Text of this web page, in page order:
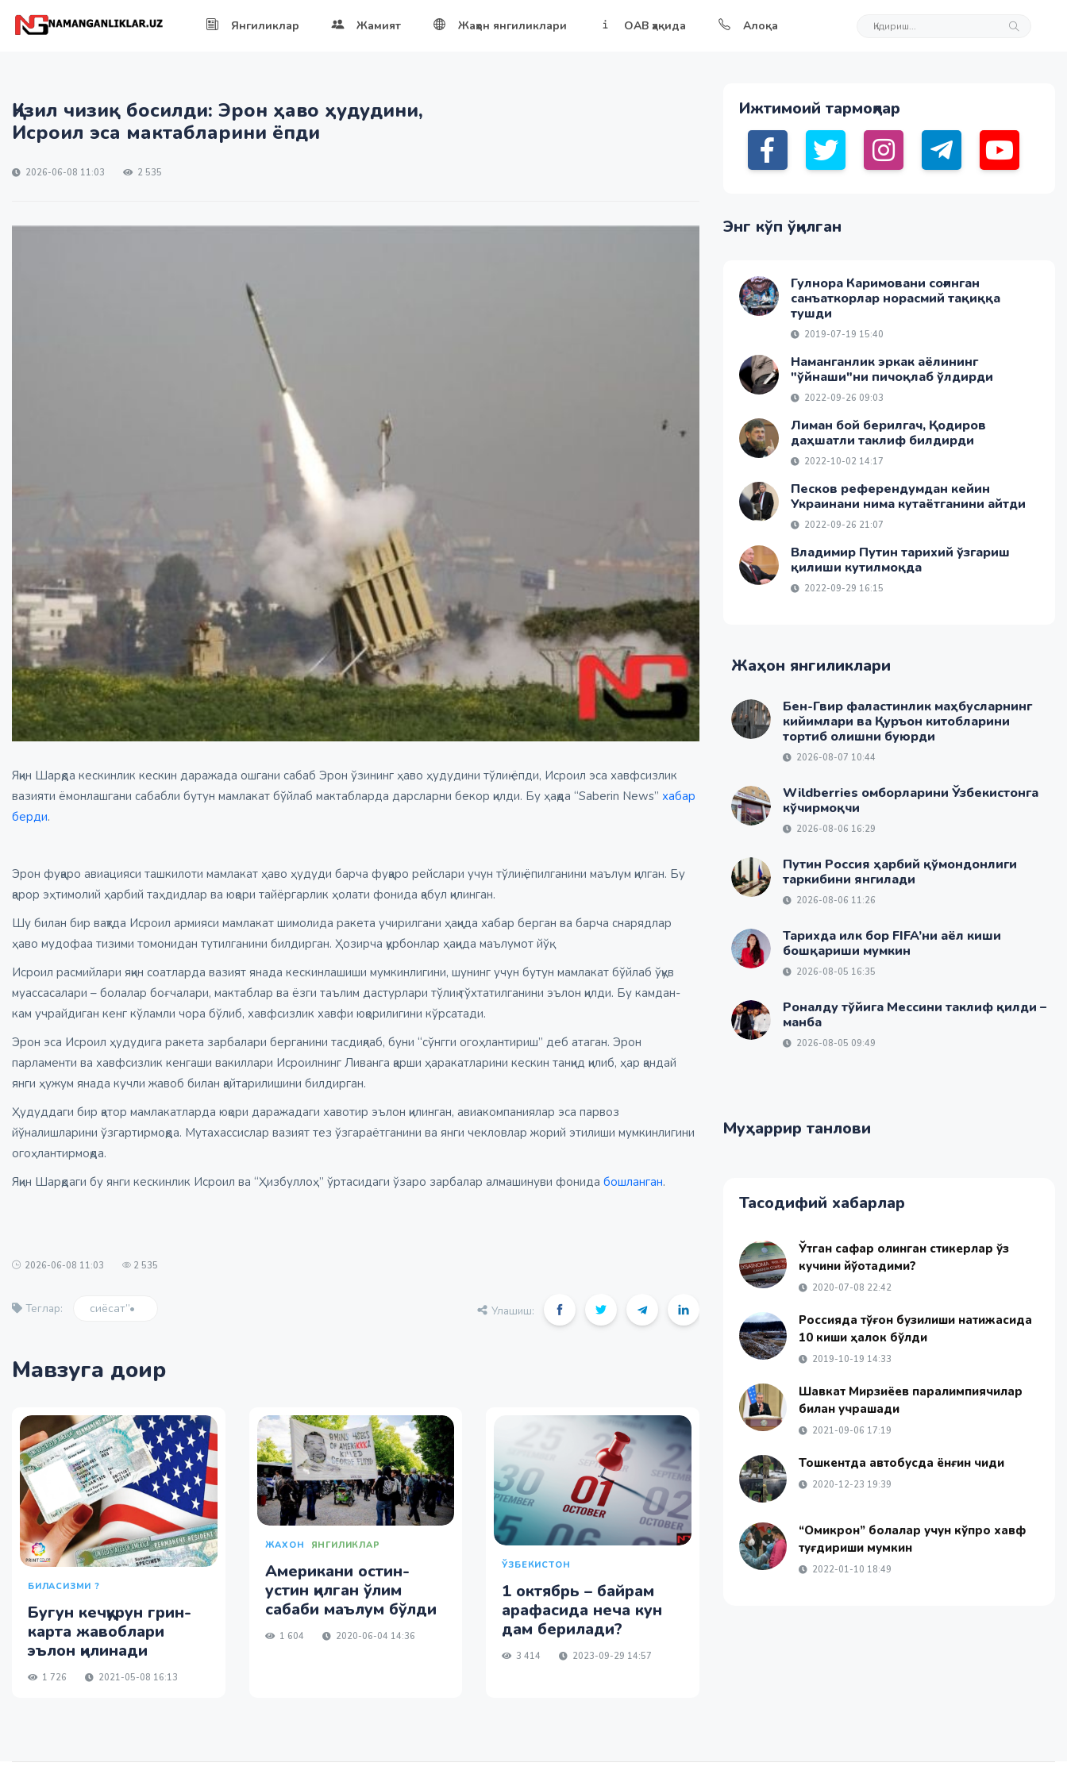
Янгиликлар Жамият Жаҳон янгиликлари ОАВ ҳақида Алоқа
Қизил чизиқ босилди: Эрон ҳаво ҳудудини,
Исроил эса мактабларини ёпди
2026-06-08 11:03 2 535
Яқин Шарқда кескинлик кескин даражада ошгани сабаб Эрон ўзининг ҳаво ҳудудини тўлиқ ёпди, Исроил эса хавфсизлик
вазияти ёмонлашгани сабабли бутун мамлакат бўйлаб мактабларда дарсларни бекор қилди. Бу ҳақда “Saberin News” хабар
берди.
Эрон фуқаро авиацияси ташкилоти мамлакат ҳаво ҳудуди барча фуқаро рейслари учун тўлиқ ёпилганини маълум қилган. Бу
қарор эҳтимолий ҳарбий таҳдидлар ва юқори тайёргарлик ҳолати фонида қабул қилинган.
Шу билан бир вақтда Исроил армияси мамлакат шимолида ракета учирилгани ҳақида хабар берган ва барча снарядлар
ҳаво мудофаа тизими томонидан тутилганини билдирган. Ҳозирча қурбонлар ҳақида маълумот йўқ.
Исроил расмийлари яқин соатларда вазият янада кескинлашиши мумкинлигини, шунинг учун бутун мамлакат бўйлаб ўқув
муассасалари – болалар боғчалари, мактаблар ва ёзги таълим дастурлари тўлиқ тўхтатилганини эълон қилди. Бу камдан-
кам учрайдиган кенг кўламли чора бўлиб, хавфсизлик хавфи юқорилигини кўрсатади.
Эрон эса Исроил ҳудудига ракета зарбалари берганини тасдиқлаб, буни “сўнгги огоҳлантириш” деб атаган. Эрон
парламенти ва хавфсизлик кенгаши вакиллари Исроилнинг Ливанга қарши ҳаракатларини кескин танқид қилиб, ҳар қандай
янги ҳужум янада кучли жавоб билан қайтарилишини билдирган.
Ҳудуддаги бир қатор мамлакатларда юқори даражадаги хавотир эълон қилинган, авиакомпаниялар эса парвоз
йўналишларини ўзгартирмоқда. Мутахассислар вазият тез ўзгараётганини ва янги чекловлар жорий этилиши мумкинлигини
огоҳлантирмоқда.
Яқин Шарқдаги бу янги кескинлик Исроил ва “Ҳизбуллоҳ” ўртасидаги ўзаро зарбалар алмашинуви фонида бошланган.
2026-06-08 11:03 2 535
Теглар: сиёсат”• Улашиш:
Мавзуга доир
БИЛАСИЗМИ ?
Бугун кечқурун грин-
карта жавоблари
эълон қилинади
1 726 2021-05-08 16:13
ЖАХОН ЯНГИЛИКЛАР
Американи остин-
устин қилган ўлим
сабаби маълум бўлди
1 604 2020-06-04 14:36
ЎЗБЕКИСТОН
1 октябрь – байрам
арафасида неча кун
дам берилади?
3 414 2023-09-29 14:57
Ижтимоий тармоқлар
Энг кўп ўқилган
Гулнора Каримовани соғинган
санъаткорлар норасмий тақиққа
тушди
2019-07-19 15:40
Наманганлик эркак аёлининг
"ўйнаши"ни пичоқлаб ўлдирди
2022-09-26 09:03
Лиман бой берилгач, Қодиров
даҳшатли таклиф билдирди
2022-10-02 14:17
Песков референдумдан кейин
Украинани нима кутаётганини айтди
2022-09-26 21:07
Владимир Путин тарихий ўзгариш
қилиши кутилмоқда
2022-09-29 16:15
Жаҳон янгиликлари
Бен-Гвир фаластинлик маҳбусларнинг
кийимлари ва Қуръон китобларини
тортиб олишни буюрди
2026-08-07 10:44
Wildberries омборларини Ўзбекистонга
кўчирмоқчи
2026-08-06 16:29
Путин Россия ҳарбий қўмондонлиги
таркибини янгилади
2026-08-06 11:26
Тарихда илк бор FIFA’ни аёл киши
бошқариши мумкин
2026-08-05 16:35
Роналду тўйига Мессини таклиф қилди –
манба
2026-08-05 09:49
Муҳаррир танлови
Тасодифий хабарлар
Ўтган сафар олинган стикерлар ўз
кучини йўқотадими?
2020-07-08 22:42
Россияда тўғон бузилиши натижасида
10 киши ҳалок бўлди
2019-10-19 14:33
Шавкат Мирзиёев паралимпиячилар
билан учрашади
2021-09-06 17:19
Тошкентда автобусда ёнғин чиқди
2020-12-23 19:39
“Омикрон” болалар учун кўпроқ хавф
туғдириши мумкин
2022-01-10 18:49